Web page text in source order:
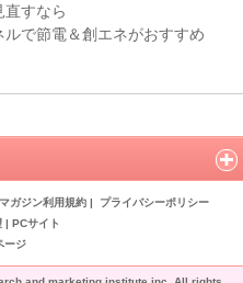
直すなら
で節電＆創エネがおすすめ
ガジン利用規約 | プライバシーポリシー
| PCサイト
ージ